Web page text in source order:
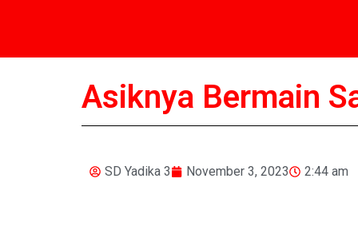
Asiknya Bermain
SD Yadika 3 November 3, 2023 2:44 am